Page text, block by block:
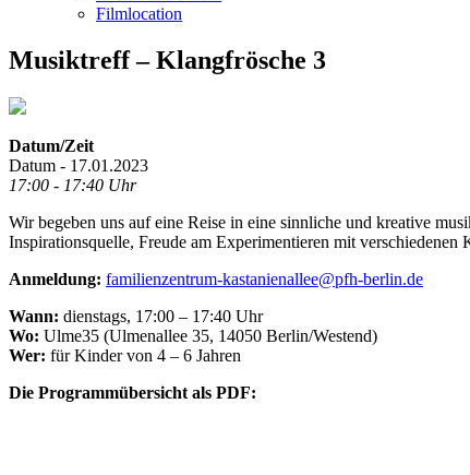
Filmlocation
Musiktreff – Klangfrösche 3
Datum/Zeit
Datum - 17.01.2023
17:00 - 17:40 Uhr
Wir begeben uns auf eine Reise in eine sinnliche und kreative
Inspirationsquelle, Freude am Experimentieren mit
Anmeldung: familienzentrum-kastanienallee@pfh-berlin.de
Wann: dienstags, 17:00 – 17:40 Uhr
Wo: Ulme35 (Ulmenallee 35, 14050 Berlin/Westend)
Wer: für Kinder von 4 – 6 Jahren
Die Programmübersicht als PDF: